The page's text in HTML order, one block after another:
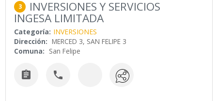
3 INVERSIONES Y SERVICIOS
INGESA LIMITADA
Categoría: INVERSIONES
Dirección: MERCED 3, SAN FELIPE 3
Comuna: San Felipe
 